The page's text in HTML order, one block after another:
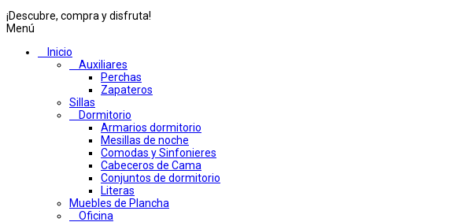
¡Descubre, compra y disfruta!
Menú
Inicio
Auxiliares
Perchas
Zapateros
Sillas
Dormitorio
Armarios dormitorio
Mesillas de noche
Comodas y Sinfonieres
Cabeceros de Cama
Conjuntos de dormitorio
Literas
Muebles de Plancha
Oficina